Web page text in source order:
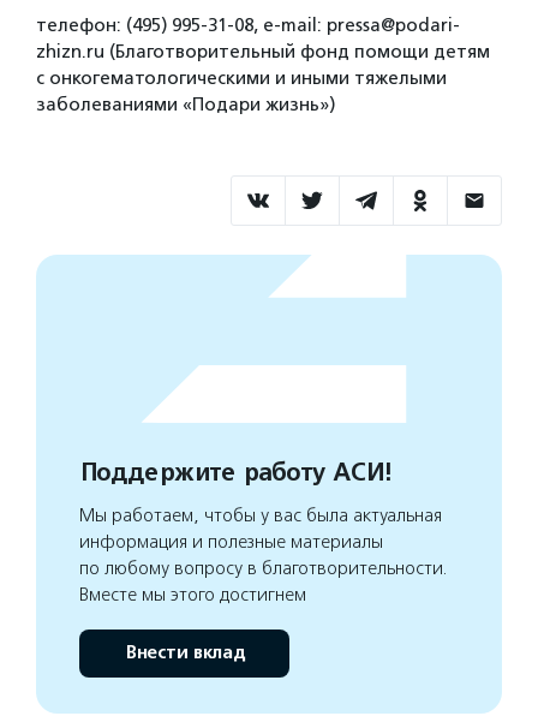
телефон: (495) 995-31-08, e-mail: pressa@podari-
zhizn.ru (Благотворительный фонд помощи детям
с онкогематологическими и иными тяжелыми
заболеваниями «Подари жизнь»)
Поддержите работу АСИ!
Мы работаем, чтобы у вас была актуальная
информация и полезные материалы
по любому вопросу в благотворительности.
Вместе мы этого достигнем
Внести вклад